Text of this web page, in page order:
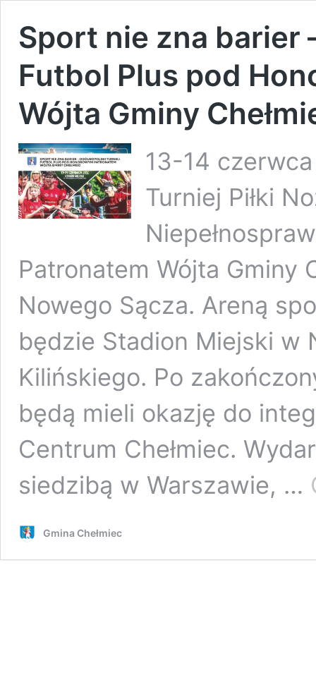
Sport nie zna barier
Futbol Plus pod
Wójta Gminy
13-14
Turniej Piłki
Patronatem Wójta Gminy
Nowego Sącza. Areną
będzie Stadion Miejski w
Kilińskiego. Po
będą mieli okazję do
Centrum Chełmiec.
siedzibą w Warszawie, …
Gmina Chełmiec